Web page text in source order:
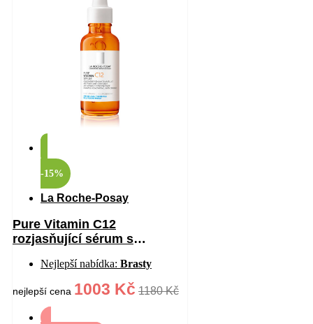
-15%
La Roche-Posay
Pure Vitamin C12
rozjasňující sérum s
30 mlNejlepší nabídka: Brasty
nejlepší cena 1003 Kč 1180 Kč